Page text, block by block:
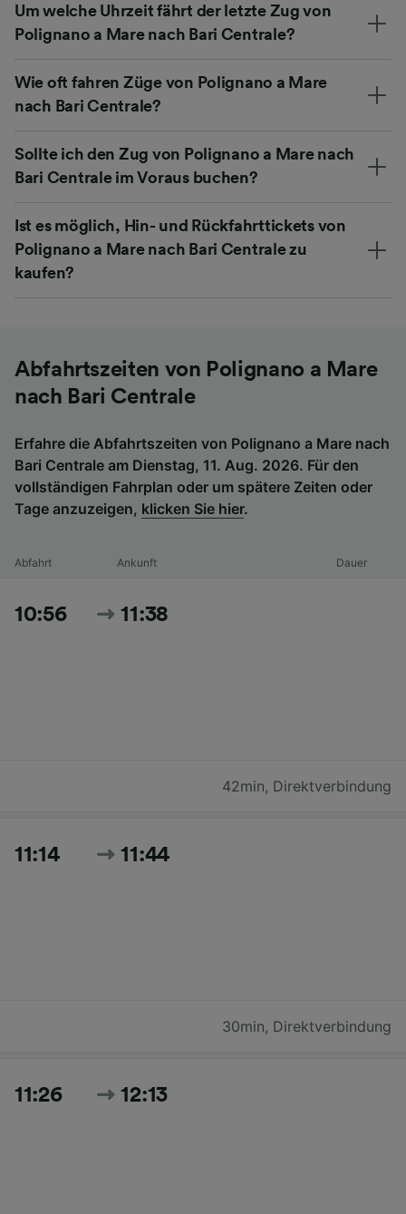
Um welche Uhrzeit fährt der letzte Zug von
Polignano a Mare nach Bari Centrale?
Wie oft fahren Züge von Polignano a Mare
nach Bari Centrale?
Sollte ich den Zug von Polignano a Mare nach
Bari Centrale im Voraus buchen?
Ist es möglich, Hin- und Rückfahrttickets von
Polignano a Mare nach Bari Centrale zu
kaufen?
Abfahrtszeiten von Polignano a Mare
nach Bari Centrale
Erfahre die Abfahrtszeiten von Polignano a Mare nach
Bari Centrale am Dienstag, 11. Aug. 2026. Für den
vollständigen Fahrplan oder um spätere Zeiten oder
Tage anzuzeigen, klicken Sie hier.
Abfahrt Ankunft Dauer
10:56 11:38
42min, Direktverbindung
11:14 11:44
30min, Direktverbindung
11:26 12:13